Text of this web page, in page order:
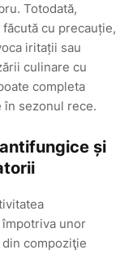
Totodată,
cu precauție,
iritații sau
culinare cu
completa
în sezonul rece.
și
unor
compoziţie